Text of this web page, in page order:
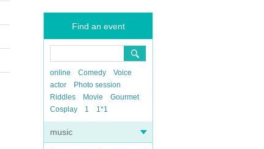
Find an event
online Comedy
Voice
actor
Photo session
Riddles
Movie
Gourmet
Cosplay
1 1*1
music